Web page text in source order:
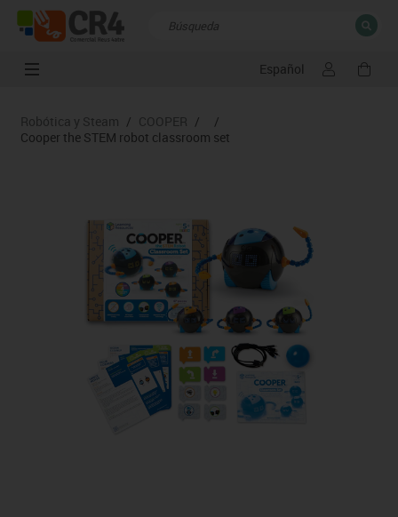
Español
Resultados de la búsqueda CERRAR
Robótica y Steam / COOPER /
/
Cooper the STEM robot classroom set